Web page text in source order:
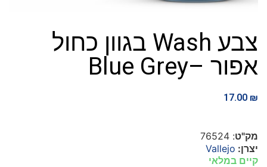
צבע Wash בגוון כחול
אפור –Blue Grey
17.00 ₪
מק"ט: 76524
יצרן: Vallejo
קיים במלאי